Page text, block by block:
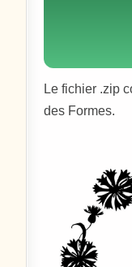
Le fichier .zip
des Formes.